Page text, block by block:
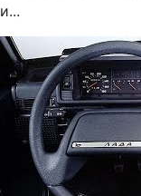
и...